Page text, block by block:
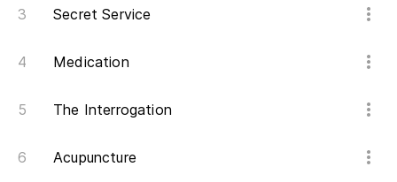
Secret Service
Medication
The Interrogation
Acupuncture